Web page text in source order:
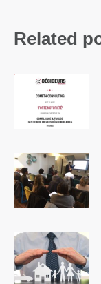
Related